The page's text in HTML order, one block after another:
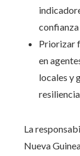
Priorizar
en
locales y
La
Nueva